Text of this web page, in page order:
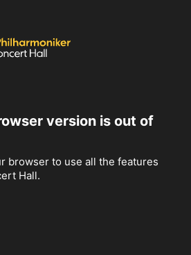
version is out of
browser to use all the features
Hall.